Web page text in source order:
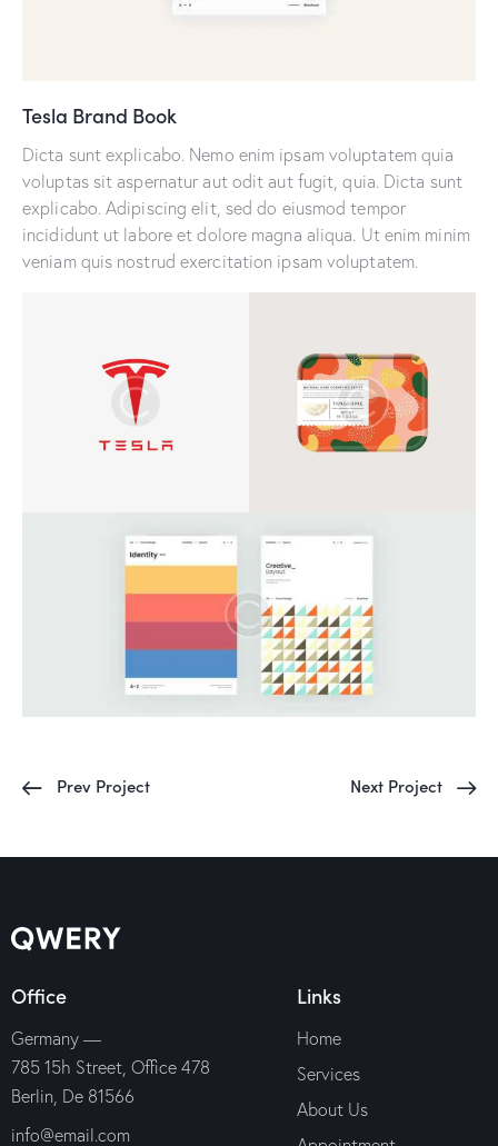
Tesla Brand Book
Dicta sunt explicabo. Nemo enim ipsam voluptatem quia
voluptas sit aspernatur aut odit aut fugit, quia. Dicta sunt
explicabo. Adipiscing elit, sed do eiusmod tempor
incididunt ut labore et dolore magna aliqua. Ut enim minim
veniam quis nostrud exercitation ipsam voluptatem.
Prev Project Next Project
Office
Germany —
785 15h Street, Office 478
Berlin, De 81566
info@email.com
Links
Home
Services
About Us